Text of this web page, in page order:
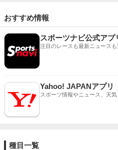
おすすめ情報
スポーツナビ公式アプ
注目のレースも最新ニュース
Yahoo! JAPANアプリ
スポーツ情報やニュース、天
種目一覧